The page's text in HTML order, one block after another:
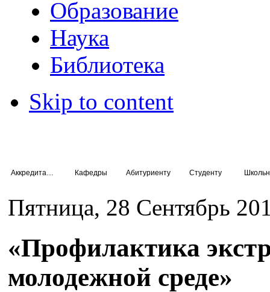
Образование
Наука
Библиотека
Skip to content
Кафедры Абитуриенту Студенту
Пятница, 28 Сентябрь
«Профилактика
молодежной среде»